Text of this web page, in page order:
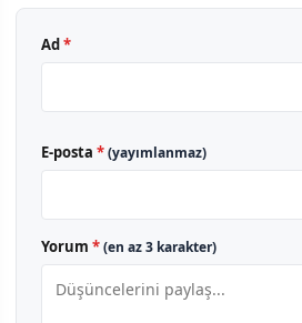
Ad*
E-posta *(yayımlanmaz)
Yorum *(en az 3 karakter)